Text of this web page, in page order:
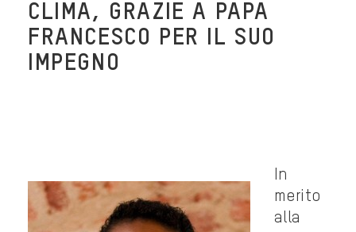
CLIMA, GRAZIE A PAPA
FRANCESCO PER IL SUO
IMPEGNO
In
merito
alla